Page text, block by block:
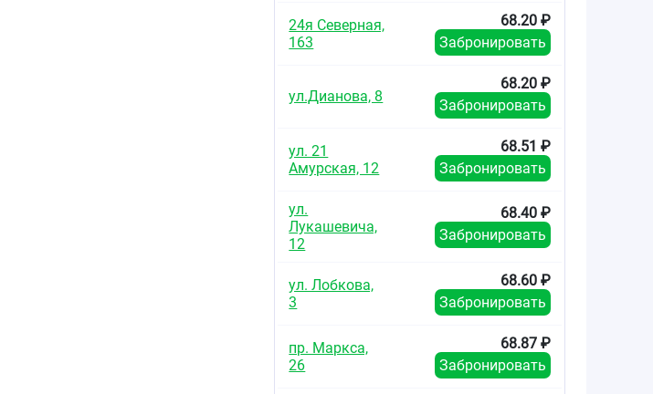
24я Северная,
163
68.20 ₽
Забронировать
ул.Дианова, 8
68.20 ₽
Забронировать
ул. 21
Амурская, 12
68.51 ₽
Забронировать
ул.
Лукашевича,
12
68.40 ₽
Забронировать
ул. Лобкова,
3
68.60 ₽
Забронировать
пр. Маркса,
26
68.87 ₽
Забронировать